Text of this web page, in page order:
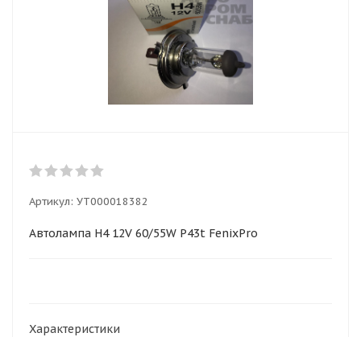
Артикул: УТ000018382
Автолампа H4 12V 60/55W P43t FenixPro
Характеристики